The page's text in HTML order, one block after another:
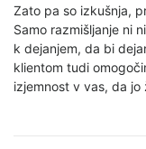
Zato pa so izkušnja,
Samo razmišljanje ni
k dejanjem, da bi
klientom tudi
izjemnost v vas, da jo